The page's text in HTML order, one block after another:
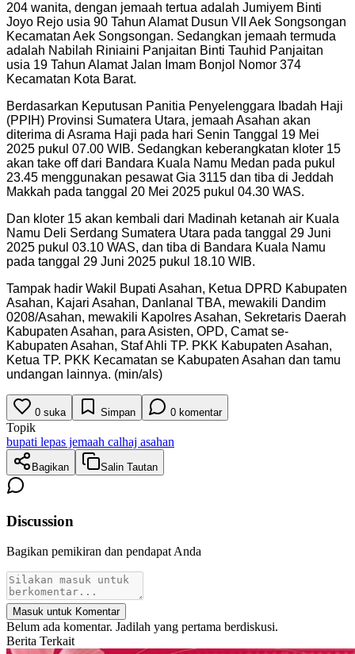
204 wanita, dengan jemaah tertua adalah Jumiyem Binti
Joyo Rejo usia 90 Tahun Alamat Dusun VII Aek Songsongan
Kecamatan Aek Songsongan. Sedangkan jemaah termuda
adalah Nabilah Riniaini Panjaitan Binti Tauhid Panjaitan
usia 19 Tahun Alamat Jalan Imam Bonjol Nomor 374
Kecamatan Kota Barat.
Berdasarkan Keputusan Panitia Penyelenggara Ibadah Haji
(PPIH) Provinsi Sumatera Utara, jemaah Asahan akan
diterima di Asrama Haji pada hari Senin Tanggal 19 Mei
2025 pukul 07.00 WIB. Sedangkan keberangkatan kloter 15
akan take off dari Bandara Kuala Namu Medan pada pukul
23.45 menggunakan pesawat Gia 3115 dan tiba di Jeddah
Makkah pada tanggal 20 Mei 2025 pukul 04.30 WAS.
Dan kloter 15 akan kembali dari Madinah ketanah air Kuala
Namu Deli Serdang Sumatera Utara pada tanggal 29 Juni
2025 pukul 03.10 WAS, dan tiba di Bandara Kuala Namu
pada tanggal 29 Juni 2025 pukul 18.10 WIB.
Tampak hadir Wakil Bupati Asahan, Ketua DPRD Kabupaten
Asahan, Kajari Asahan, Danlanal TBA, mewakili Dandim
0208/Asahan, mewakili Kapolres Asahan, Sekretaris Daerah
Kabupaten Asahan, para Asisten, OPD, Camat se-
Kabupaten Asahan, Staf Ahli TP. PKK Kabupaten Asahan,
Ketua TP. PKK Kecamatan se Kabupaten Asahan dan tamu
undangan lainnya. (min/als)
0 suka Simpan 0 komentar
Topik
bupati lepas jemaah calhaj asahan
Bagikan Salin Tautan
Discussion
Bagikan pemikiran dan pendapat Anda
Masuk untuk Komentar
Belum ada komentar. Jadilah yang pertama berdiskusi.
Berita Terkait